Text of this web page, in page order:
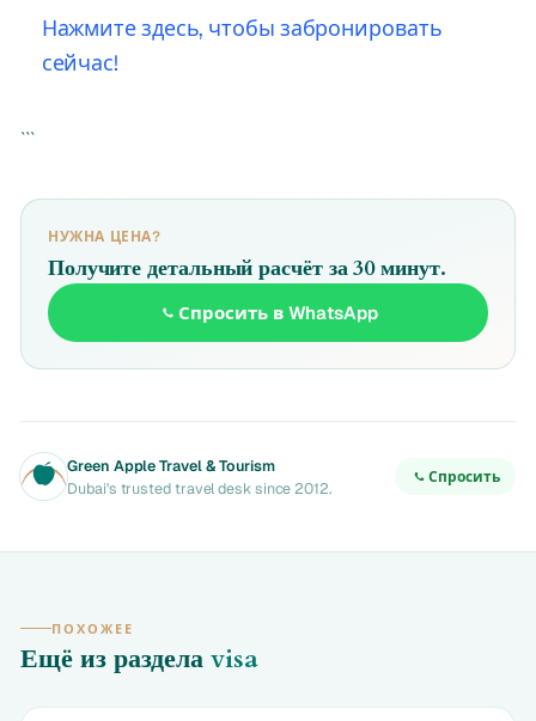
Нажмите здесь, чтобы забронировать
сейчас!
```
НУЖНА ЦЕНА?
Получите детальный расчёт за 30 минут.
Спросить в WhatsApp
Green Apple Travel & Tourism
Dubai's trusted travel desk since 2012.
Спросить
ПОХОЖЕЕ
Ещё из раздела visa